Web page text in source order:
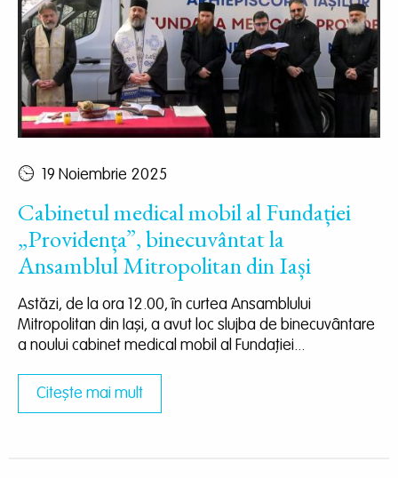
19 Noiembrie 2025
Cabinetul medical mobil al Fundației
„Providența”, binecuvântat la
Ansamblul Mitropolitan din Iași
Astăzi, de la ora 12.00, în curtea Ansamblului
Mitropolitan din Iași, a avut loc slujba de binecuvântare
a noului cabinet medical mobil al Fundației...
Citește mai mult